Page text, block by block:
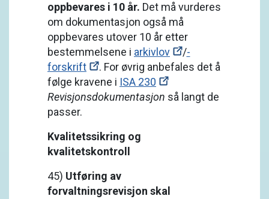
oppbevares i 10 år. Det må vurderes
om dokumentasjon også må
oppbevares utover 10 år etter
bestemmelsene i arkivlov /-
forskrift
. For øvrig anbefales det å
følge kravene i ISA 230
Revisjonsdokumentasjon så langt de
passer.
Kvalitetssikring og
kvalitetskontroll
45) Utføring av
forvaltningsrevisjon skal